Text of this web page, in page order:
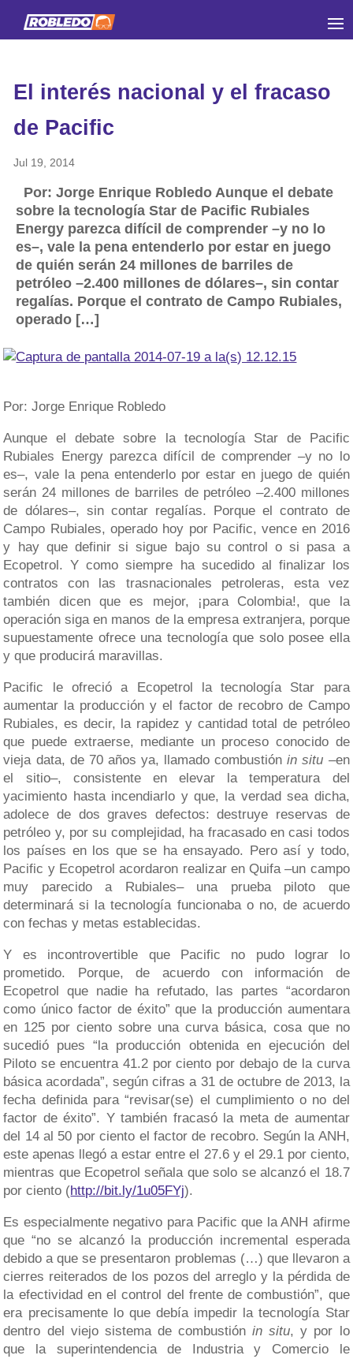
El interés nacional y el fracaso
de Pacific
Jul 19, 2014
Por: Jorge Enrique Robledo Aunque el debate
sobre la tecnología Star de Pacific Rubiales
Energy parezca difícil de comprender –y no lo
es–, vale la pena entenderlo por estar en juego
de quién serán 24 millones de barriles de
petróleo –2.400 millones de dólares–, sin contar
regalías. Porque el contrato de Campo Rubiales,
operado […]
Por: Jorge Enrique Robledo
Aunque el debate sobre la tecnología Star de Pacific
Rubiales Energy parezca difícil de comprender –y no lo
es–, vale la pena entenderlo por estar en juego de quién
serán 24 millones de barriles de petróleo –2.400 millones
de dólares–, sin contar regalías. Porque el contrato de
Campo Rubiales, operado hoy por Pacific, vence en 2016
y hay que definir si sigue bajo su control o si pasa a
Ecopetrol. Y como siempre ha sucedido al finalizar los
contratos con las trasnacionales petroleras, esta vez
también dicen que es mejor, ¡para Colombia!, que la
operación siga en manos de la empresa extranjera, porque
supuestamente ofrece una tecnología que solo posee ella
y que producirá maravillas.
Pacific le ofreció a Ecopetrol la tecnología Star para
aumentar la producción y el factor de recobro de Campo
Rubiales, es decir, la rapidez y cantidad total de petróleo
que puede extraerse, mediante un proceso conocido de
vieja data, de 70 años ya, llamado combustiónin situ –en
el sitio–, consistente en elevar la temperatura del
yacimiento hasta incendiarlo y que, la verdad sea dicha,
adolece de dos graves defectos: destruye reservas de
petróleo y, por su complejidad, ha fracasado en casi todos
los países en los que se ha ensayado. Pero así y todo,
Pacific y Ecopetrol acordaron realizar en Quifa –un campo
muy parecido a Rubiales– una prueba piloto que
determinará si la tecnología funcionaba o no, de acuerdo
con fechas y metas establecidas.
Y es incontrovertible que Pacific no pudo lograr lo
prometido. Porque, de acuerdo con información de
Ecopetrol que nadie ha refutado, las partes “acordaron
como único factor de éxito” que la producción aumentara
en 125 por ciento sobre una curva básica, cosa que no
sucedió pues “la producción obtenida en ejecución del
Piloto se encuentra 41.2 por ciento por debajo de la curva
básica acordada”, según cifras a 31 de octubre de 2013, la
fecha definida para “revisar(se) el cumplimiento o no del
factor de éxito”. Y también fracasó la meta de aumentar
del 14 al 50 por ciento el factor de recobro. Según la ANH,
este apenas llegó a estar entre el 27.6 y el 29.1 por ciento,
mientras que Ecopetrol señala que solo se alcanzó el 18.7
por ciento (http://bit.ly/1u05FYj).
Es especialmente negativo para Pacific que la ANH afirme
que “no se alcanzó la producción incremental esperada
debido a que se presentaron problemas (…) que llevaron a
cierres reiterados de los pozos del arreglo y la pérdida de
la efectividad en el control del frente de combustión”, que
era precisamente lo que debía impedir la tecnología Star
dentro del viejo sistema de combustiónin situ, y por lo
que la superintendencia de Industria y Comercio le